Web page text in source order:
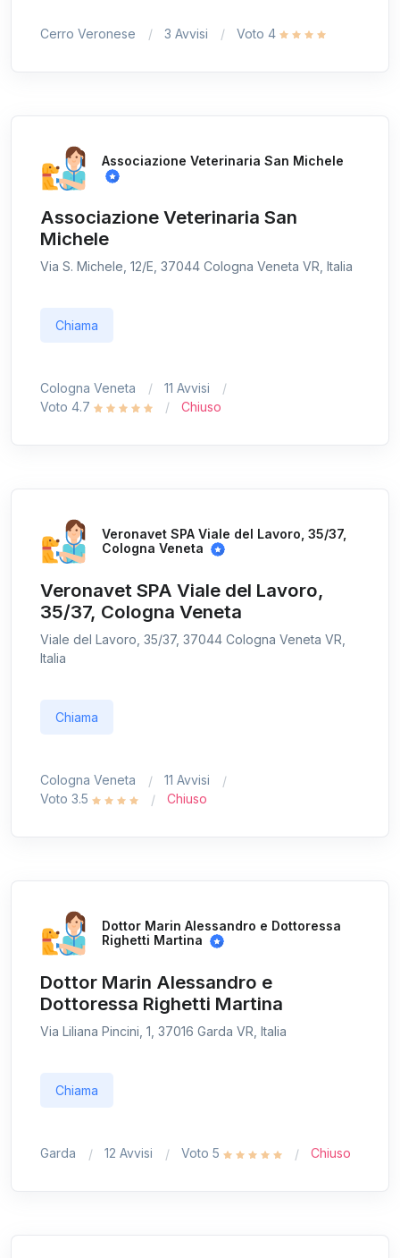
Cerro Veronese 3 Avvisi Voto 4
Associazione Veterinaria San Michele
Associazione Veterinaria San
Michele
Via S. Michele, 12/E, 37044 Cologna Veneta VR, Italia
Chiama
Cologna Veneta
11 Avvisi
Voto 4.7
Chiuso
Veronavet SPA Viale del Lavoro, 35/37,
Cologna Veneta
Veronavet SPA Viale del Lavoro,
35/37, Cologna Veneta
Viale del Lavoro, 35/37, 37044 Cologna Veneta VR,
Italia
Chiama
Cologna Veneta
11 Avvisi
Voto 3.5
Chiuso
Dottor Marin Alessandro e Dottoressa
Righetti Martina
Dottor Marin Alessandro e
Dottoressa Righetti Martina
Via Liliana Pincini, 1, 37016 Garda VR, Italia
Chiama
Garda 12 Avvisi Voto 5 Chiuso